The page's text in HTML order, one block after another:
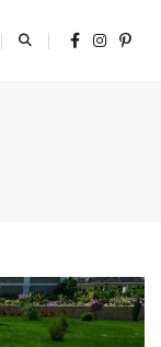
Navigation